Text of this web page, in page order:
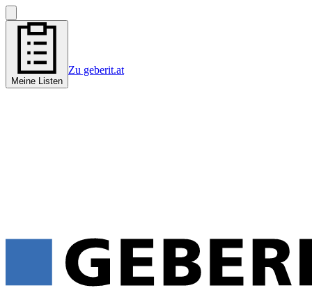
Meine Listen
Zu geberit.at